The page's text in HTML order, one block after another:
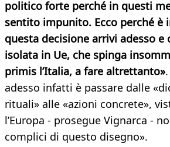
politico forte perché in questi
sentito impunito. Ecco perché è
questa decisione arrivi adesso e
isolata in Ue, che spinga
primis l’Italia, a fare altrettanto»
adesso infatti è passare dalle
rituali» alle «azioni concrete»,
l’Europa - prosegue Vignarca -
complici di questo disegno».